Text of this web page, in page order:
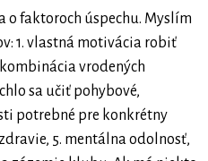
o faktoroch úspechu. Myslím
1. vlastná motivácia robiť
vrodených
sa učiť pohybové,
potrebné pre konkrétny
5. mentálna odolnosť,